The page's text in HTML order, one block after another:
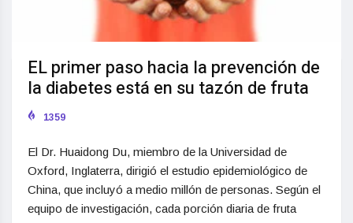
EL primer paso hacia la prevención de
la diabetes está en su tazón de fruta
1359
El Dr. Huaidong Du, miembro de la Universidad de
Oxford, Inglaterra, dirigió el estudio epidemiológico de
China, que incluyó a medio millón de personas. Según el
equipo de investigación, cada porción diaria de fruta